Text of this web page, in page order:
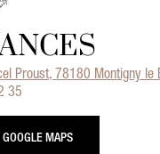
Proust, 78180 Montigny le
35
MAPS